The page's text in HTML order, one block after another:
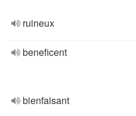
ruineux
beneficent
bienfaisant